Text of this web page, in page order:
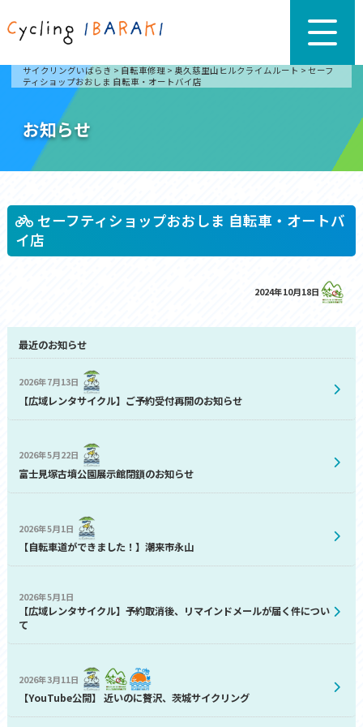
サイクリングいばらき > 自転車修理 > 奥久慈里山ヒルクライムルート > セーフ
ティショップおおしま 自転車・オートバイ店
お知らせ
セーフティショップおおしま 自転車・オートバ
イ店
2024年10月18日
最近のお知らせ
2026年7月13日
【広域レンタサイクル】ご予約受付再開のお知らせ
2026年5月22日
富士見塚古墳公園展示館閉鎖のお知らせ
2026年5月1日
【自転車道ができました！】潮来市永山
2026年5月1日
【広域レンタサイクル】予約取消後、リマインドメールが届く件につい
て
2026年3月11日
【YouTube公開】 近いのに贅沢、茨城サイクリング